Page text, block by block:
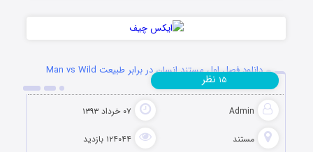
دانلود فصل اول مستند انسان در برابر طبیعت Man vs Wild
Season 1
Admin ۰۷ خرداد ۱۳۹۳
مستند ۱۲۴۰۴۴ بازدید
۱۵ نظر